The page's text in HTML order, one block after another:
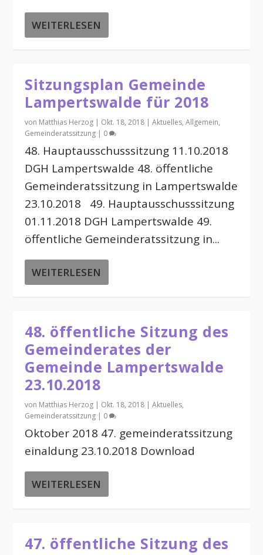
WEITERLESEN
Sitzungsplan Gemeinde
Lampertswalde für 2018
von Matthias Herzog | Okt. 18, 2018 |Aktuelles,Allgemein,
Gemeinderatssitzung | 0
48. Hauptausschusssitzung 11.10.2018
DGH Lampertswalde 48. öffentliche
Gemeinderatssitzung in Lampertswalde
23.10.2018 49. Hauptausschusssitzung
01.11.2018 DGH Lampertswalde 49.
öffentliche Gemeinderatssitzung in...
WEITERLESEN
48. öffentliche Sitzung des
Gemeinderates der
Gemeinde Lampertswalde
23.10.2018
von Matthias Herzog | Okt. 18, 2018 |Aktuelles,
Gemeinderatssitzung | 0
Oktober 2018 47. gemeinderatssitzung
einaldung 23.10.2018 Download
WEITERLESEN
47. öffentliche Sitzung des